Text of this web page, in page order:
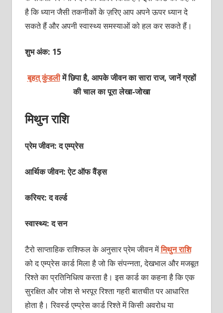
है कि ध्‍यान जैसी तकनीकों के ज़रिए आप अपने ऊपर ध्‍यान दे
सकते हैं और अपनी स्‍वास्‍थ्‍य समस्‍याओं को हल कर सकते हैं।
शुभ अंक: 15
बृहत् कुंडलीमें छिपा है, आपके जीवन का सारा राज, जानें ग्रहों
की चाल का पूरालेखा-जोखा
मिथुन राशि
प्रेम जीवन: द एम्‍प्रेस
आर्थिक जीवन: ऐट ऑफ वैंड्स
करियर: द वर्ल्‍ड
स्वास्थ्य: द सन
टैरो साप्‍ताहिक राशिफल के अनुसार प्रेम जीवन मेंमिथुन राशि
को द एम्‍प्रेस कार्ड मिला है जो कि संपन्‍नता, देखभाल और मजबूत
रिश्‍ते का प्रतिनिधित्‍व करता है। इस कार्ड का कहना है कि एक
सुरक्षित और जोश से भरपूर रिश्‍ता गहरी बातचीत पर आधारित
होता है। रिवर्स्‍ड एम्‍प्रेस कार्ड रिश्‍ते में किसी अवरोध या